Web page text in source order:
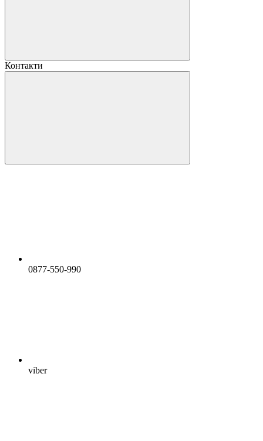
Контакти
0877-550-990
viber